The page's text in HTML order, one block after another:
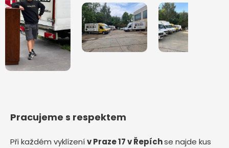
Pracujeme s respektem
Při každém vyklízenív Praze 17 v Řepíchse najde kus